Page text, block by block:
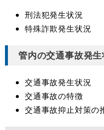
刑法犯発生状況
特殊詐欺発生状況
管内の交通事故発生
交通事故発生状況
交通事故の特徴
交通事故抑止対策の